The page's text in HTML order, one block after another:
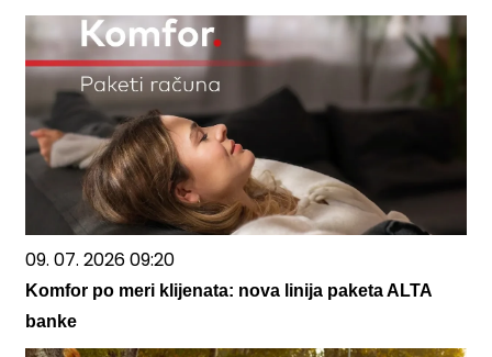
09. 07. 2026 09:20
Komfor po meri klijenata: nova linija paketa ALTA
banke